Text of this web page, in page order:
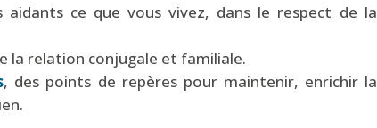
aidants ce que vous vivez, dans le respect de la
la relation conjugale et familiale.
, des points de repères pour maintenir, enrichir la